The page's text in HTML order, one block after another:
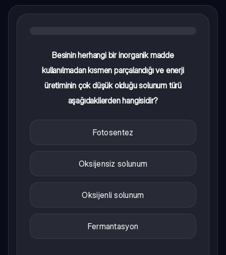
Besinin herhangi bir inorganik madde
kullanılmadan kısmen parçalandığı ve enerji
üretiminin çok düşük olduğu solunum türü
aşağıdakilerden hangisidir?
Fotosentez
Oksijensiz solunum
Oksijenli solunum
Fermantasyon